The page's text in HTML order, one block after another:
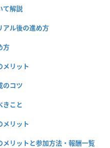
て解説
アル後の進め方
方
メリット
のコツ
きこと
メリット
メリットと参加方法・報酬一覧